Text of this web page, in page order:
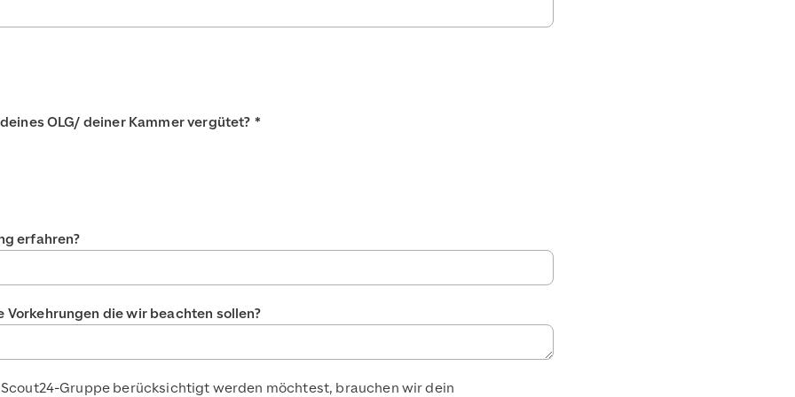
OLG/ deiner Kammer vergütet? *
erfahren?
die wir beachten sollen?
Gruppe berücksichtigt werden möchtest, brauchen wir dein